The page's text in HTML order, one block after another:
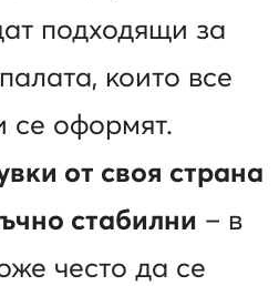
подходящи за
които все
се оформят.
от своя страна
стабилни – в
често да се